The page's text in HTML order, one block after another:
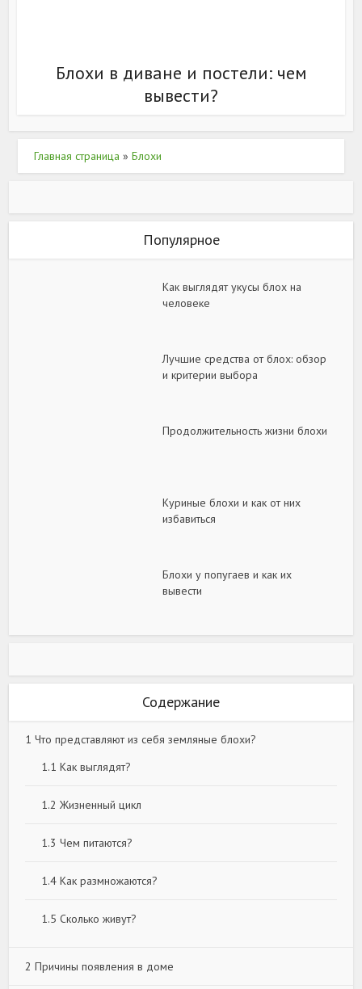
Блохи в диване и постели: чем
вывести?
Главная страница » Блохи
Популярное
Как выглядят укусы блох на
человеке
Лучшие средства от блох: обзор
и критерии выбора
Продолжительность жизни блохи
Куриные блохи и как от них
избавиться
Блохи у попугаев и как их
вывести
Содержание
1 Что представляют из себя земляные блохи?
1.1 Как выглядят?
1.2 Жизненный цикл
1.3 Чем питаются?
1.4 Как размножаются?
1.5 Сколько живут?
2 Причины появления в доме